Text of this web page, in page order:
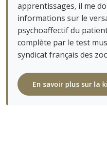
apprentissages, il me
informations sur le
psychoaffectif du
complète par le test
syndicat français des
En savoir plus sur la